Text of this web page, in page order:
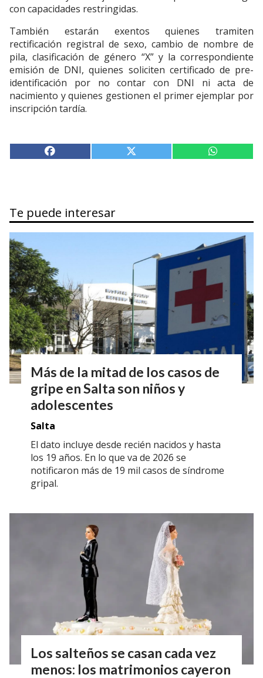
con capacidades restringidas.
También estarán exentos quienes tramiten
rectificación registral de sexo, cambio de nombre de
pila, clasificación de género “X” y la correspondiente
emisión de DNI, quienes soliciten certificado de pre-
identificación por no contar con DNI ni acta de
nacimiento y quienes gestionen el primer ejemplar por
inscripción tardía.
Te puede interesar
Más de la mitad de los casos de
gripe en Salta son niños y
adolescentes
Salta
El dato incluye desde recién nacidos y hasta
los 19 años. En lo que va de 2026 se
notificaron más de 19 mil casos de síndrome
gripal.
Los salteños se casan cada vez
menos: los matrimonios cayeron